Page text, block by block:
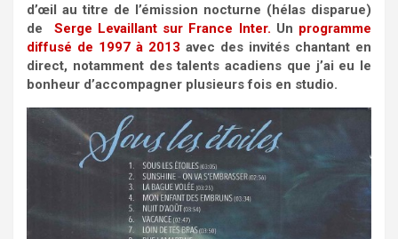
d’œil au titre de l’émission nocturne (hélas disparue)
de Serge Levaillant sur France Inter. Un programme
diffusé de 1997 à 2013 avec des invités chantant en
direct, notamment des talents acadiens que j’ai eu le
bonheur d’accompagner plusieurs fois en studio.